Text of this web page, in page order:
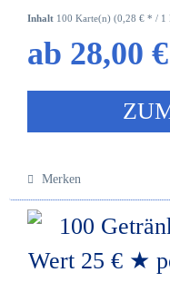
Inhalt 100 Karte(n) (0,28 € * / 1
ab 28,00
Merken